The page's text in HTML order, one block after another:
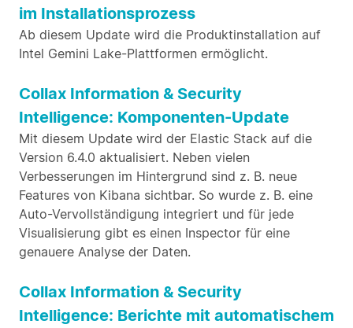
im Installationsprozess
Ab diesem Update wird die Produktinstallation auf
Intel Gemini Lake-Plattformen ermöglicht.
Collax Information & Security
Intelligence: Komponenten-Update
Mit diesem Update wird der Elastic Stack auf die
Version 6.4.0 aktualisiert. Neben vielen
Verbesserungen im Hintergrund sind z. B. neue
Features von Kibana sichtbar. So wurde z. B. eine
Auto-Vervollständigung integriert und für jede
Visualisierung gibt es einen Inspector für eine
genauere Analyse der Daten.
Collax Information & Security
Intelligence: Berichte mit automatischem